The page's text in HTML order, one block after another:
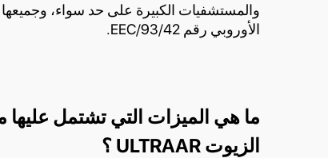
والمستشفيات الكبيرة على حد سواء،
الأوروبي رقم 93/42/EEC.
ما هي الميزات التي تشتمل
الزيوت ULTRAAR ؟